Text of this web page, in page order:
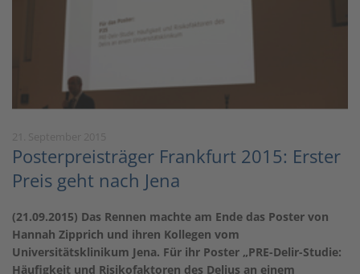
Posterpreisträger Frankfurt 2015: Erster
Preis geht nach Jena
(21.09.2015) Das Rennen machte am Ende das Poster von
Hannah Zipprich und ihren Kollegen vom
Universitätsklinikum Jena. Für ihr Poster „PRE-Delir-Studie:
Häufigkeit und Risikofaktoren des Delius an einem